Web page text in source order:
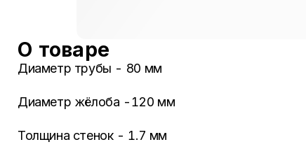
О товаре
Диаметр трубы - 80 мм
Диаметр жёлоба -120 мм
Толщина стенок - 1.7 мм